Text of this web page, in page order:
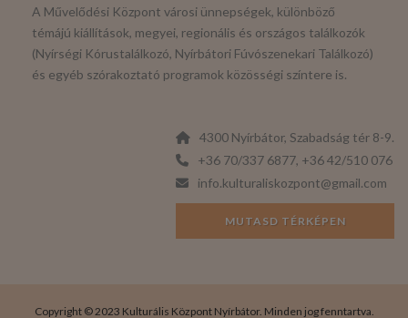
A Művelődési Központ városi ünnepségek, különböző
témájú kiállítások, megyei, regionális és országos találkozók
(Nyírségi Kórustalálkozó, Nyírbátori Fúvószenekari Találkozó)
és egyéb szórakoztató programok közösségi színtere is.
4300 Nyírbátor, Szabadság tér 8-9.
+36 70/337 6877, +36 42/510 076
info.kulturaliskozpont@gmail.com
MUTASD TÉRKÉPEN
Copyright © 2023 Kulturális Központ Nyírbátor. Minden jog fenntartva.